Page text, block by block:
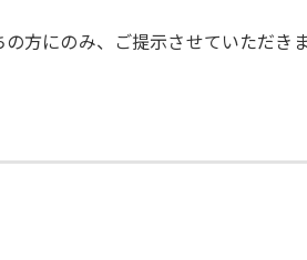
方にのみ、ご提示させていただき